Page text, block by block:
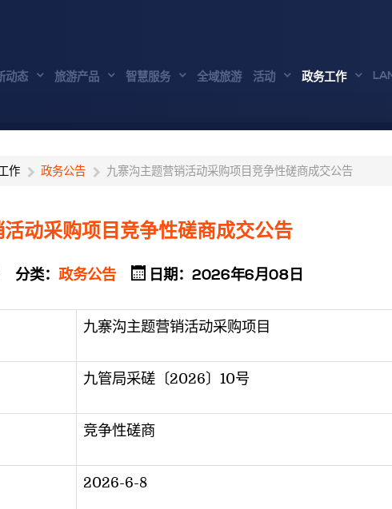
动态 旅游产品 智慧服务 全域旅游 活动 政务工作
作 政务公告 九寨沟主题营销活动采购项目竞争性磋商成交公告
动采购项目竞争性磋商成交公告
分类： 政务公告 日期：2026年6月08日
九寨沟主题营销活动采购项目
九管局采磋〔2026〕10号
竞争性磋商
2026-6-8